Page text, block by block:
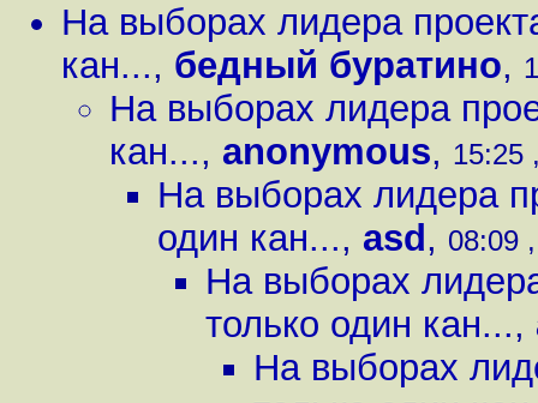
На выборах лидера
кан..., бедный буратино,
На выборах лидера
кан..., anonymous, 15:25
На выборах лидера
один кан..., asd , 08:09
На выборах
только один кан...,
На выборах